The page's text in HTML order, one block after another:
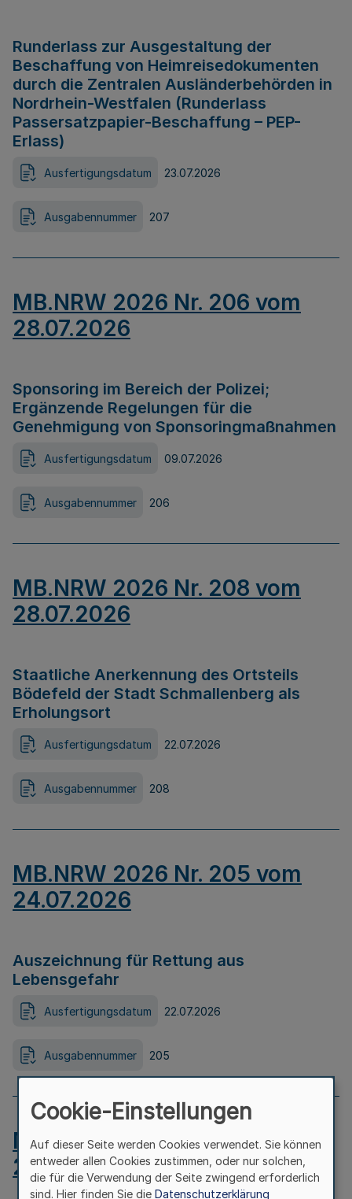
Runderlass zur Ausgestaltung der
Beschaffung von Heimreisedokumenten
durch die Zentralen Ausländerbehörden in
Nordrhein-Westfalen (Runderlass
Passersatzpapier-Beschaffung – PEP-
Erlass)
Ausfertigungsdatum 23.07.2026
Ausgabennummer 207
MB.NRW 2026 Nr. 206 vom
28.07.2026
Sponsoring im Bereich der Polizei;
Ergänzende Regelungen für die
Genehmigung von Sponsoringmaßnahmen
Ausfertigungsdatum 09.07.2026
Ausgabennummer 206
MB.NRW 2026 Nr. 208 vom
28.07.2026
Staatliche Anerkennung des Ortsteils
Bödefeld der Stadt Schmallenberg als
Erholungsort
Ausfertigungsdatum 22.07.2026
Ausgabennummer 208
MB.NRW 2026 Nr. 205 vom
24.07.2026
Auszeichnung für Rettung aus
Lebensgefahr
Ausfertigungsdatum 22.07.2026
Ausgabennummer 205
MB.NRW 2026 Nr. 204 vom
24.07.2026
Cookie-Einstellungen
Auf dieser Seite werden Cookies verwendet. Sie können
entweder allen Cookies zustimmen, oder nur solchen,
die für die Verwendung der Seite zwingend erforderlich
sind. Hier finden Sie die Datenschutzerklärung